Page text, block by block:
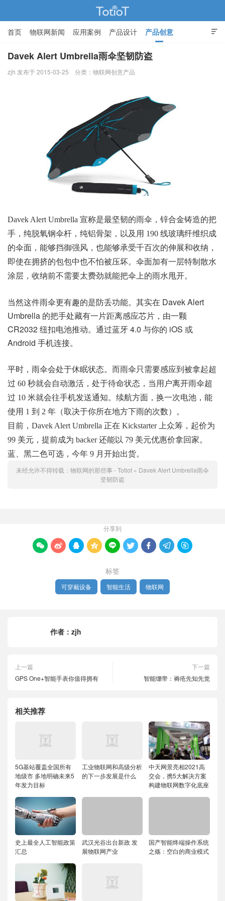

首页 物联网新闻 应用案例 产品设计 产品创意
智能家居
Davek Alert Umbrella雨伞坚韧防盗
zjh 发布于 2015-03-25 分类： 物联网创意产品
Davek Alert Umbrella 宣称是最坚韧的雨伞，锌合金铸造的把
手，纯脱氧钢伞杆，纯铝骨架，以及用 190 线玻璃纤维织成
的伞面，能够挡御强风，也能够承受千百次的伸展和收纳，
即使在拥挤的包包中也不怕被压坏。伞面加有一层特制散水
涂层，收纳前不需要太费劲就能把伞上的雨水甩开。
当然这件雨伞更有趣的是防丢功能。其实在 Davek Alert
Umbrella 的把手处藏有一片距离感应芯片，由一颗
CR2032 纽扣电池推动。通过蓝牙 4.0 与你的 iOS 或
Android 手机连接。
平时，雨伞会处于休眠状态。而雨伞只需要感应到被拿起超
过 60 秒就会自动激活，处于待命状态，当用户离开雨伞超
过 10 米就会往手机发送通知。续航方面，换一次电池，能
使用 1 到 2 年（取决于你所在地方下雨的次数）。
目前，Davek Alert Umbrella 正在 Kickstarter 上众筹，起价为
99 美元，提前成为 backer 还能以 79 美元优惠价拿回家。
蓝、黑二色可选，今年 9 月开始出货。
未经允许不得转载： 物联网的那些事 - Totiot » Davek Alert Umbrella雨伞
坚韧防盗
分享到
        
标签
可穿戴设备 智能生活 物联网
作者： zjh
上一篇
GPS One+智能手表你值得拥有
下一篇
智能绷带：褥疮先知先觉
相关推荐
5G基站覆盖全国所有
地级市 多地明确未来5
年发力目标
工业物联网和高级分析
的下一步发展是什么
中天网景亮相2021高
交会，携5大解决方案
构建物联网数字化底座
史上最全人工智能政策
汇总
武汉光谷出台新政 发
展物联网产业
国产智能终端操作系统
之殇：空白的商业模式